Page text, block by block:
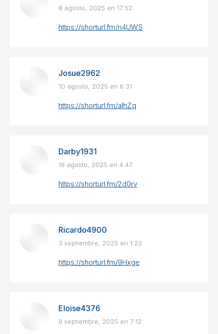
dice:
8 agosto, 2025 en 17:52
https://shorturl.fm/n4UWS
Josue2962
dice:
10 agosto, 2025 en 6:31
https://shorturl.fm/aIhZq
Darby1931
dice:
18 agosto, 2025 en 4:47
https://shorturl.fm/2d0rv
Ricardo4900
dice:
3 septiembre, 2025 en 1:22
https://shorturl.fm/9Hxge
Eloise4376
dice:
9 septiembre, 2025 en 7:12